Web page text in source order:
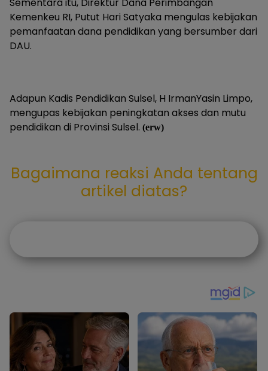
Sementara itu, Direktur Dana Perimbangan
Kemenkeu RI, Putut Hari Satyaka mengulas kebijakan
pemanfaatan dana pendidikan yang bersumber dari
DAU.
Adapun Kadis Pendidikan Sulsel, H IrmanYasin Limpo,
mengupas kebijakan peningkatan akses dan mutu
pendidikan di Provinsi Sulsel. (erw)
Bagaimana reaksi Anda tentang
artikel diatas?